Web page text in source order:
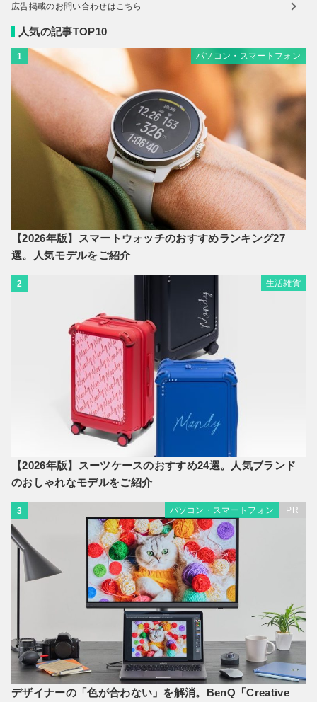
広告掲載のお問い合わせはこちら
人気の記事TOP10
1 パソコン・スマートフォン
【2026年版】スマートウォッチのおすすめランキング27
選。人気モデルをご紹介
2 生活雑貨
【2026年版】スーツケースのおすすめ24選。人気ブランド
のおしゃれなモデルをご紹介
3 パソコン・スマートフォン PR
デザイナーの「色が合わない」を解消。BenQ「Creative